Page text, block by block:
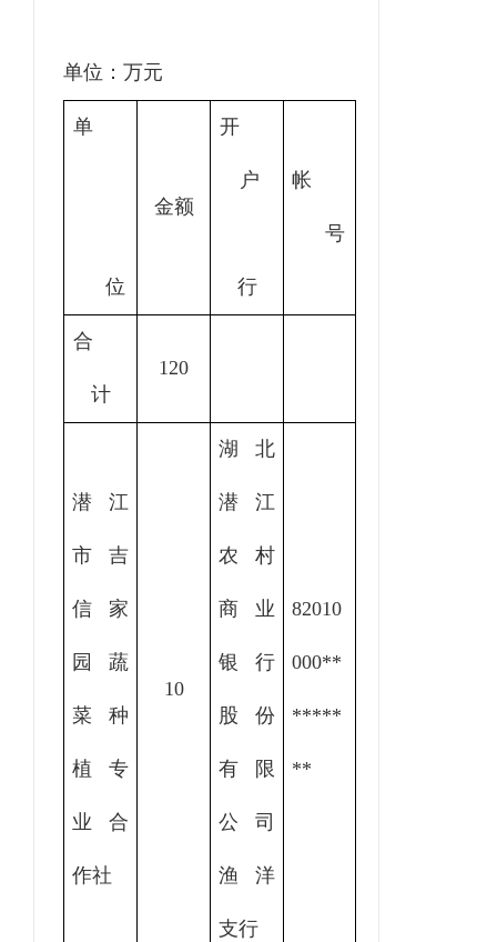
单位：万元
单
位
金额
开
户
行
帐
号
合
计
120
潜江
市吉
信家
园蔬
菜种
植专
业合
作社
10
湖北
潜江
农村
商业
银行
股份
有限
公司
渔洋
支行
82010
000**
*****
**